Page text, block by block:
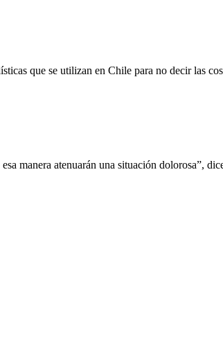
que se utilizan en Chile para no decir las
manera atenuarán una situación dolorosa”,